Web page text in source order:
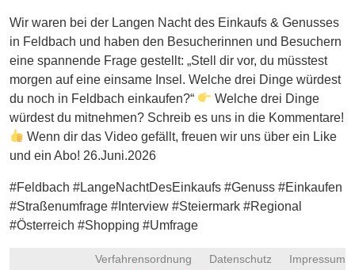
Schnöll
gfrogt
Zonen
Podcast
Wir waren bei der Langen Nacht des Einkaufs & Genusses
in Feldbach und haben den Besucherinnen und Besuchern
eine spannende Frage gestellt: „Stell dir vor, du müsstest
morgen auf eine einsame Insel. Welche drei Dinge würdest
du noch in Feldbach einkaufen?“
Welche drei Dinge
würdest du mitnehmen? Schreib es uns in die Kommentare!
Wenn dir das Video gefällt, freuen wir uns über ein Like
und ein Abo! 26.Juni.2026
#Feldbach #LangeNachtDesEinkaufs #Genuss #Einkaufen
#Straßenumfrage #Interview #Steiermark #Regional
#Österreich #Shopping #Umfrage
Impressum
Datenschutz
Verfahrensordnung